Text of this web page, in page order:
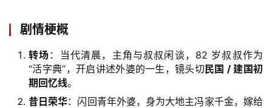
剧情梗概
转场 ：当代清晨，主角与叔叔闲谈，82 岁叔叔作为
“活字典”，开启讲述外婆的一生，镜头切民国 / 建国初
期回忆线。
昔日荣华：闪回青年外婆，身为大地主冯家千金，嫁给